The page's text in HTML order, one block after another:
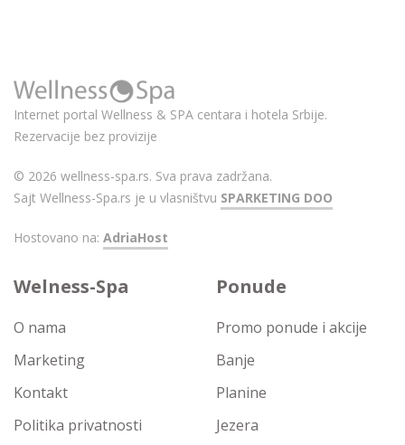
Internet portal Wellness & SPA centara i hotela Srbije.
Rezervacije bez provizije
© 2026 wellness-spa.rs. Sva prava zadržana.
Sajt Wellness-Spa.rs je u vlasništvu SPARKETING DOO
Hostovano na: AdriaHost
Welness-Spa
O nama
Marketing
Kontakt
Politika privatnosti
Ponude
Promo ponude i akcije
Banje
Planine
Jezera